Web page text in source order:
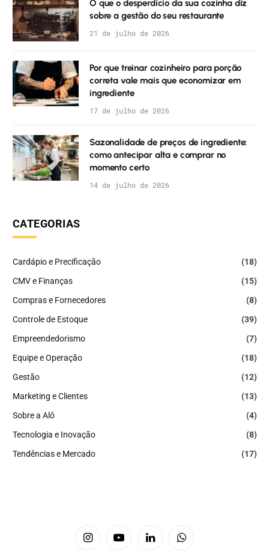
O que o desperdício da sua cozinha diz
sobre a gestão do seu restaurante
21 de julho de 2026
Por que treinar cozinheiro para porção
correta vale mais que economizar em
ingrediente
17 de julho de 2026
Sazonalidade de preços de ingrediente:
como antecipar alta e comprar no
momento certo
14 de julho de 2026
CATEGORIAS
Cardápio e Precificação
(18)
CMV e Finanças
(15)
Compras e Fornecedores
(8)
Controle de Estoque
(39)
Empreendedorismo
(7)
Equipe e Operação
(18)
Gestão
(12)
Marketing e Clientes
(13)
Sobre a Alô
(4)
Tecnologia e Inovação
(8)
Tendências e Mercado
(17)
InstagramYouTubeLinkedIn WhatsApp